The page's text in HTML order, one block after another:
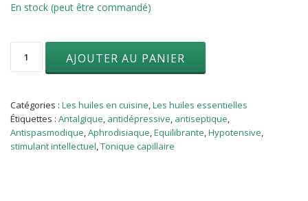
En stock (peut être commandé)
Ylang-
(Cananga
odorata)10
ml
AJOUTER AU PANIER
Catégories : Les huiles en cuisine,Les huiles essentielles
Étiquettes : Antalgique, antidépressive, antiseptique,
Antispasmodique,Aphrodisiaque,Equilibrante,Hypotensive,
stimulant intellectuel,Tonique capillaire